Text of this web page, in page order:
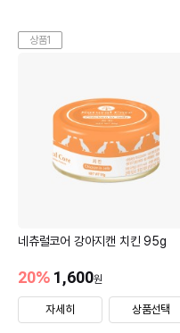
상품1
네츄럴코어 강아지캔 치킨 95g
1,600원
20%
자세히 상품선택